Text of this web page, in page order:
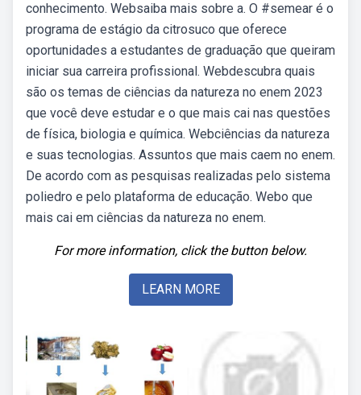
conhecimento. Websaiba mais sobre a. O #semear é o
programa de estágio da citrosuco que oferece
oportunidades a estudantes de graduação que queiram
iniciar sua carreira profissional. Webdescubra quais
são os temas de ciências da natureza no enem 2023
que você deve estudar e o que mais cai nas questões
de física, biologia e química. Webciências da natureza
e suas tecnologias. Assuntos que mais caem no enem.
De acordo com as pesquisas realizadas pelo sistema
poliedro e pelo plataforma de educação. Webo que
mais cai em ciências da natureza no enem.
For more information, click the button below.
LEARN MORE